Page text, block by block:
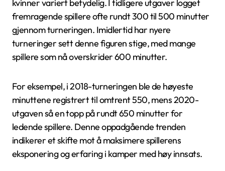
kvinner variert betydelig. I tidligere utgaver logget
fremragende spillere ofte rundt 300 til 500 minutter
gjennom turneringen. Imidlertid har nyere
turneringer sett denne figuren stige, med mange
spillere som nå overskrider 600 minutter.
For eksempel, i 2018-turneringen ble de høyeste
minuttene registrert til omtrent 550, mens 2020-
utgaven så en topp på rundt 650 minutter for
ledende spillere. Denne oppadgående trenden
indikerer et skifte mot å maksimere spillerens
eksponering og erfaring i kamper med høy innsats.